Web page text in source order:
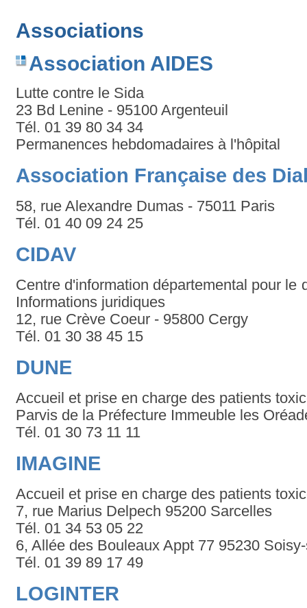
Associations
Association AIDES
Lutte contre le Sida
23 Bd Lenine - 95100 Argenteuil
Tél. 01 39 80 34 34
Permanences hebdomadaires à l'hôpital
Association Française des
58, rue Alexandre Dumas - 75011 Paris
Tél. 01 40 09 24 25
CIDAV
Centre d'information départemental pour le
Informations juridiques
12, rue Crève Coeur - 95800 Cergy
Tél. 01 30 38 45 15
DUNE
Accueil et prise en charge des patients
Parvis de la Préfecture Immeuble les
Tél. 01 30 73 11 11
IMAGINE
Accueil et prise en charge des patients
7, rue Marius Delpech 95200 Sarcelles
Tél. 01 34 53 05 22
6, Allée des Bouleaux Appt 77 95230
Tél. 01 39 89 17 49
LOGINTER